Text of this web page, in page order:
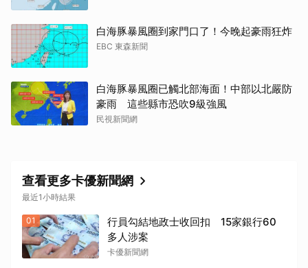
白海豚暴風圈到家門口了！今晚起豪雨狂炸
EBC 東森新聞
白海豚暴風圈已觸北部海面！中部以北嚴防
豪雨 這些縣市恐吹9級強風
民視新聞網
查看更多卡優新聞網
最近1小時結果
01
行員勾結地政士收回扣 15家銀行60
多人涉案
卡優新聞網